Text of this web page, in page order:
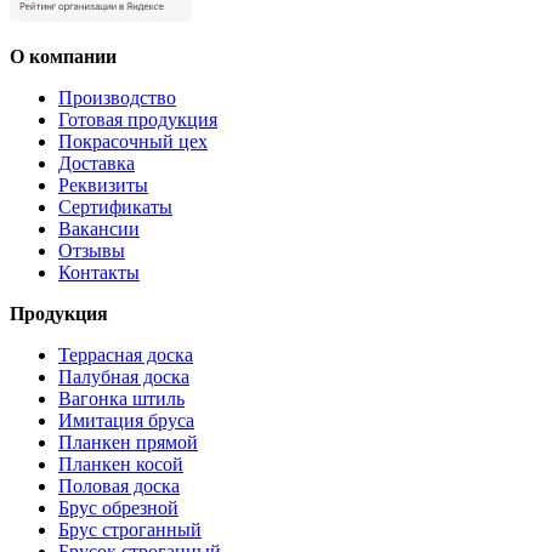
О компании
Производство
Готовая продукция
Покрасочный цех
Доставка
Реквизиты
Сертификаты
Вакансии
Отзывы
Контакты
Продукция
Террасная доска
Палубная доска
Вагонка штиль
Имитация бруса
Планкен прямой
Планкен косой
Половая доска
Брус обрезной
Брус строганный